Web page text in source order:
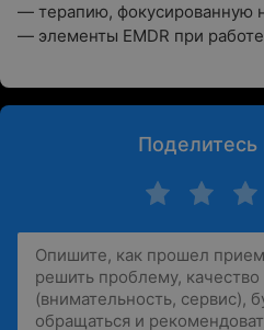
— терапию, фокусированную
— элементы EMDR при